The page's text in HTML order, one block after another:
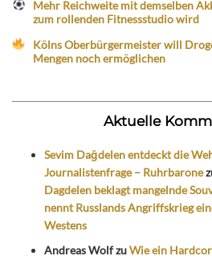
Mehr Reichweite mit demselben
zum rollenden Fitnessstudio wird
Kölns Oberbürgermeister will
Mengen noch ermöglichen
Aktuelle
Sevim Dağdelen entdeckt die
Journalistenfrage – Ruhrbarone
Dagdelen beklagt mangelnde
nennt Russlands Angriffskrieg
Westens
Andreas WolfzuWie ein